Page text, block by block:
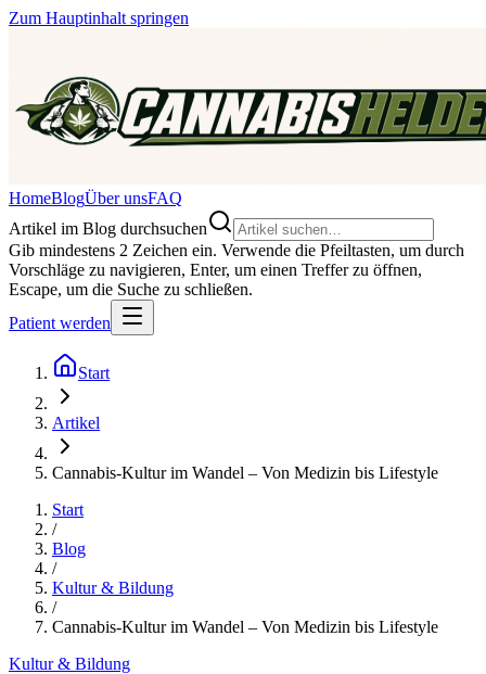
Zum Hauptinhalt springen
HomeBlogÜber unsFAQ
Artikel im Blog durchsuchen
Gib mindestens 2 Zeichen ein. Verwende die Pfeiltasten, um durch
Vorschläge zu navigieren, Enter, um einen Treffer zu öffnen,
Escape, um die Suche zu schließen.
Patient werden
Start
Artikel
Cannabis-Kultur im Wandel – Von Medizin bis Lifestyle
Start
/
Blog
/
Kultur & Bildung
/
Cannabis-Kultur im Wandel – Von Medizin bis Lifestyle
Kultur & Bildung